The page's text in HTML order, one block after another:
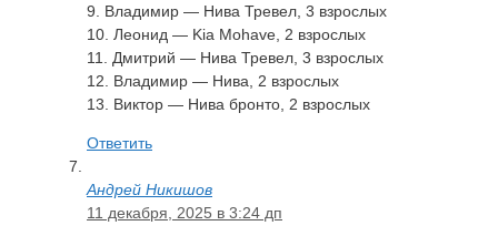
9. Владимир — Нива Тревел, 3 взрослых
10. Леонид — Kia Mohave, 2 взрослых
11. Дмитрий — Нива Тревел, 3 взрослых
12. Владимир — Нива, 2 взрослых
13. Виктор — Нива бронто, 2 взрослых
Ответить
Андрей Никишов
11 декабря, 2025 в 3:24 дп